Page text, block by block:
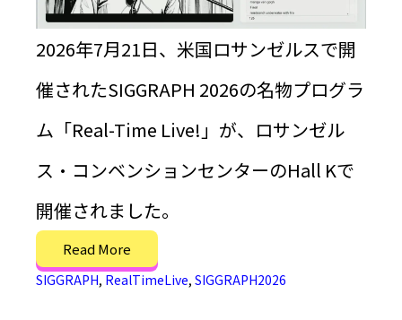
2026年7月21日、米国ロサンゼルスで開
催されたSIGGRAPH 2026の名物プログラ
ム「Real-Time Live!」が、ロサンゼル
ス・コンベンションセンターのHall Kで
開催されました。
Read More
SIGGRAPH, RealTimeLive, SIGGRAPH2026